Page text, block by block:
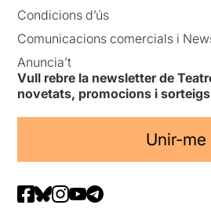
Condicions d’ús
Comunicacions comercials i
Anuncia’t
Vull rebre la newsletter de
novetats, promocions i sorteigs
Unir-me